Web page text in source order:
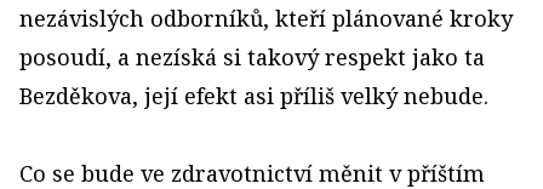
nezávislých odborníků, kteří plánované kroky
posoudí, a nezíská si takový respekt jako ta
Bezděkova, její efekt asi příliš velký nebude.
Co se bude ve zdravotnictví měnit v příštím